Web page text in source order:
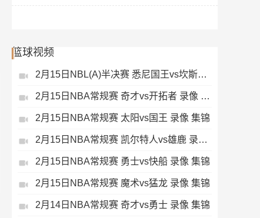
篮球视频
2月15日NBL(A)半决赛 悉尼国王vs坎斯大班 录像 集锦
2月15日NBA常规赛 奇才vs开拓者 录像 集锦
2月15日NBA常规赛 太阳vs国王 录像 集锦
2月15日NBA常规赛 凯尔特人vs雄鹿 录像 集锦
2月15日NBA常规赛 勇士vs快船 录像 集锦
2月15日NBA常规赛 魔术vs猛龙 录像 集锦
2月14日NBA常规赛 奇才vs勇士 录像 集锦